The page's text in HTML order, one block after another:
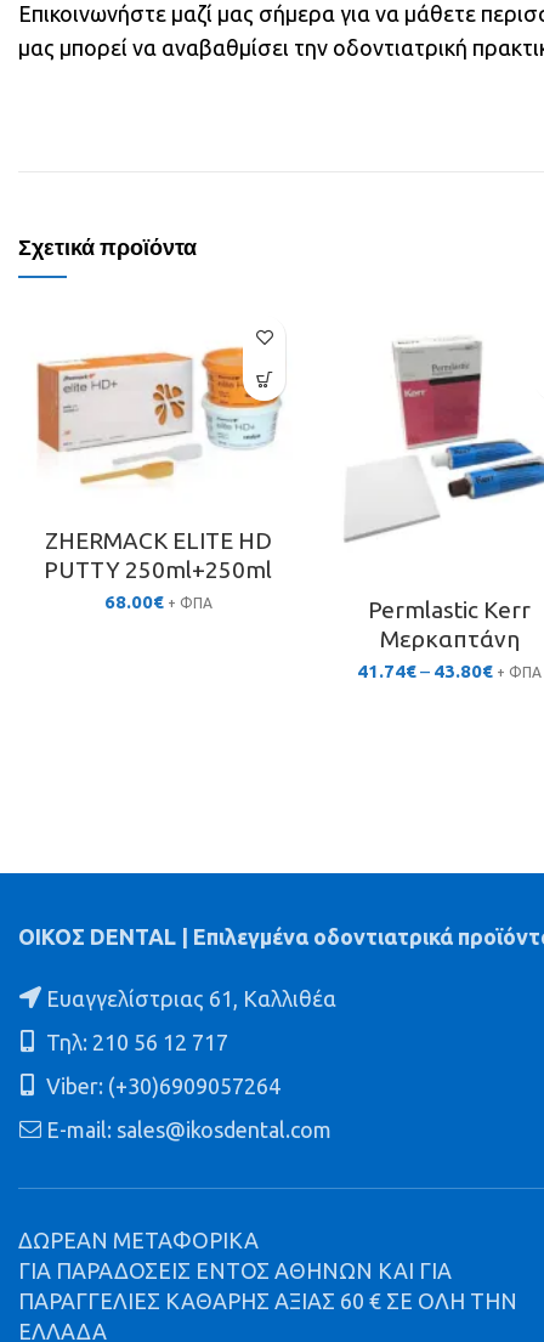
Επικοινωνήστε μαζί μας σήμερα για να μάθετε
μας μπορεί να αναβαθμίσει την οδοντιατρική
Σχετικά προϊόντα
ZHERMACΚ ELITE HD
PUTTY 250ml+250ml
68.00€ + ΦΠΑ
Permlastic Kerr
Μερκαπτάνη
41.74€– 43.80€Price
+ ΦΠΑ
ΟΙΚΟΣ DENTAL | Επιλεγμένα οδοντιατρικά
Ευαγγελίστριας 61, Καλλιθέα
Τηλ: 210 56 12 717
Viber: (+30)6909057264
E-mail: sales@ikosdental.com
ΔΩΡΕΑΝ ΜΕΤΑΦΟΡΙΚΑ
ΓΙΑ ΠΑΡΑΔΟΣΕΙΣ ΕΝΤΟΣ ΑΘΗΝΩΝ ΚΑΙ ΓΙΑ
ΠΑΡΑΓΓΕΛΙΕΣ ΚΑΘΑΡΗΣ ΑΞΙΑΣ 60 € ΣΕ ΟΛΗ ΤΗΝ
ΕΛΛΑΔΑ